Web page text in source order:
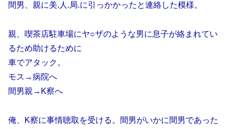
間男、親に美.人.局.に引っかかったと連絡した模様。
親、喫茶店駐車場にヤ○ザのような男に息子が絡まれてい
るため助けるために
車でアタック。
モス→病院へ
間男親→K察へ
俺、K察に事情聴取を受ける。間男がいかに間男であった